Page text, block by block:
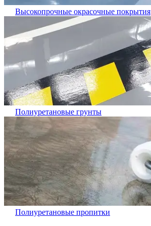
Высокопрочные окрасочные покрытия
Полиуретановые грунты
Полиуретановые пропитки